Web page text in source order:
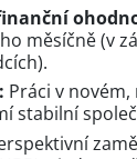
měsíčně (v
Práci v
stabilní